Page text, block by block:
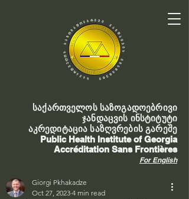
საქართველოს საზოგადოებრივი
ჯანდაცვის ინსტიტუტი
აკრედიტაცია საზღვრების გარეშე
Public Health Institute of Georgia
Accréditation Sans Frontières
For English
Giorgi Pkhakadze
Oct 27, 2023 4 min read